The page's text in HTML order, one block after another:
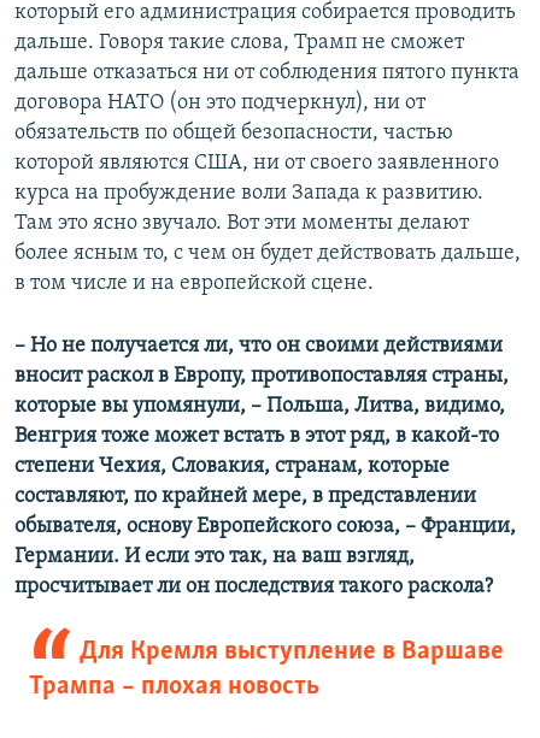
который его администрация собирается проводить
дальше. Говоря такие слова, Трамп не сможет
дальше отказаться ни от соблюдения пятого пункта
договора НАТО (он это подчеркнул), ни от
обязательств по общей безопасности, частью
которой являются США, ни от своего заявленного
курса на пробуждение воли Запада к развитию.
Там это ясно звучало. Вот эти моменты делают
более ясным то, с чем он будет действовать дальше,
в том числе и на европейской сцене.
– Но не получается ли, что он своими действиями
вносит раскол в Европу, противопоставляя страны,
которые вы упомянули, – Польша, Литва, видимо,
Венгрия тоже может встать в этот ряд, в какой-то
степени Чехия, Словакия, странам, которые
составляют, по крайней мере, в представлении
обывателя, основу Европейского союза, – Франции,
Германии. И если это так, на ваш взгляд,
просчитывает ли он последствия такого раскола?
Для Кремля выступление в Варшаве
Трампа – плохая новость